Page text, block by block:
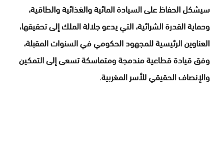
سيشكل الحفاظ على السيادة المائية والغذائية والطاقية،
وحماية القدرة الشرائية، التي يدعو جلالة الملك إلى تحقيقها،
العناوين الرئيسية للمجهود الحكومي في السنوات المقبلة،
وفق قيادة قطاعية مندمجة ومتماسكة تسعى إلى التمكين
والإنصاف الحقيقي للأسر المغربية.